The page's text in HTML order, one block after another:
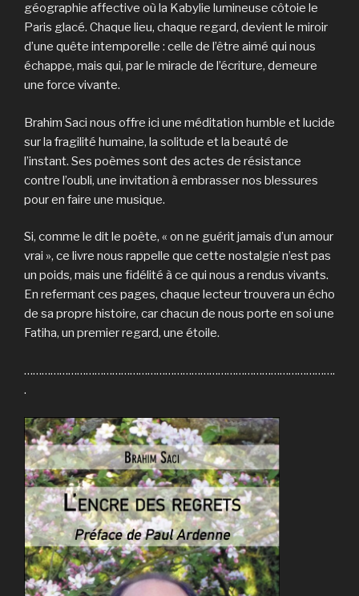
géographie affective où la Kabylie lumineuse côtoie le
Paris glacé. Chaque lieu, chaque regard, devient le miroir
d’une quête intemporelle : celle de l’être aimé qui nous
échappe, mais qui, par le miracle de l’écriture, demeure
une force vivante.
Brahim Saci nous offre ici une méditation humble et lucide
sur la fragilité humaine, la solitude et la beauté de
l’instant. Ses poèmes sont des actes de résistance
contre l’oubli, une invitation à embrasser nos blessures
pour en faire une musique.
Si, comme le dit le poète, « on ne guérit jamais d’un amour
vrai », ce livre nous rappelle que cette nostalgie n’est pas
un poids, mais une fidélité à ce qui nous a rendus vivants.
En refermant ces pages, chaque lecteur trouvera un écho
de sa propre histoire, car chacun de nous porte en soi une
Fatiha, un premier regard, une étoile.
…………………………………………………………………………………………….
.